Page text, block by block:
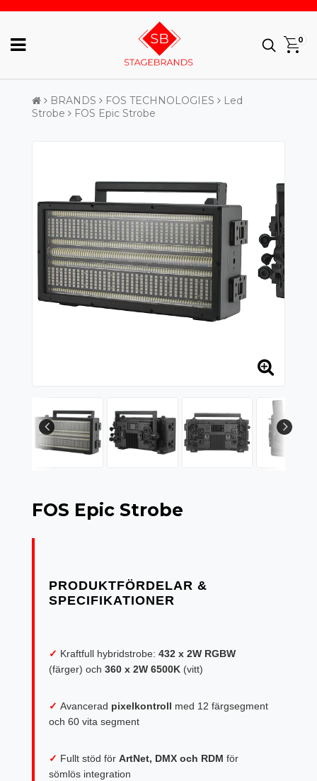
0
BRANDS FOS TECHNOLOGIES
Led
Strobe
FOS Epic Strobe
FOS Epic Strobe
PRODUKTFÖRDELAR &
✓ Kraftfull hybridstrobe: 432 x 2W RGBW
(färger) och 360 x 2W 6500K (vitt)
✓ Avancerad pixelkontroll med 12 färgsegment
och 60 vita segment
✓ Fullt stöd för ArtNet, DMX och RDM för
sömlös integration